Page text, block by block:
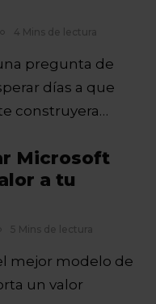
4 Mins de lectura
pregunta de
días a que
construyera…
Microsoft
a tu
5 Mins de lectura
mejor modelo de
un valor